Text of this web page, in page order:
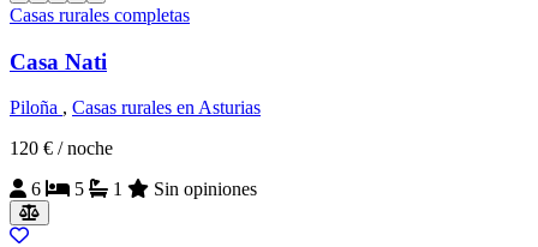
Casas rurales completas
Casa Nati
Piloña , Casas rurales en Asturias
120 € / noche
6
5 1 Sin opiniones